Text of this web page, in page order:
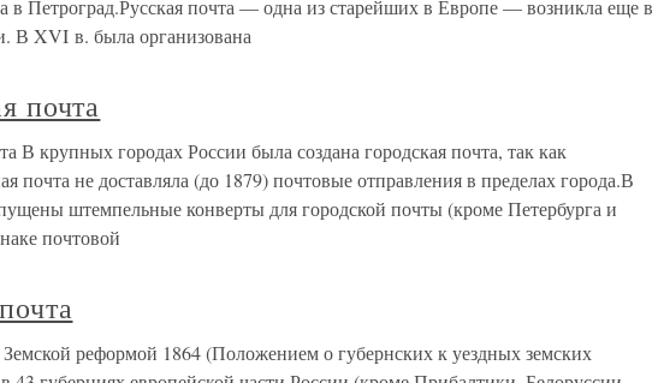
в Петроград.Русская почта — одна из старейших в Европе — возникла еще в
В XVI в. была организована
почта
В крупных городах России была создана городская почта, так как
почта не доставляла (до 1879) почтовые отправления в пределах города.В
штемпельные конверты для городской почты (кроме Петербурга и
почтовой
Земской реформой 1864 (Положением о губернских к уездных земских